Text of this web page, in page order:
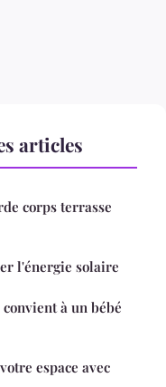
articles
corps terrasse
l'énergie solaire
à un bébé
espace avec